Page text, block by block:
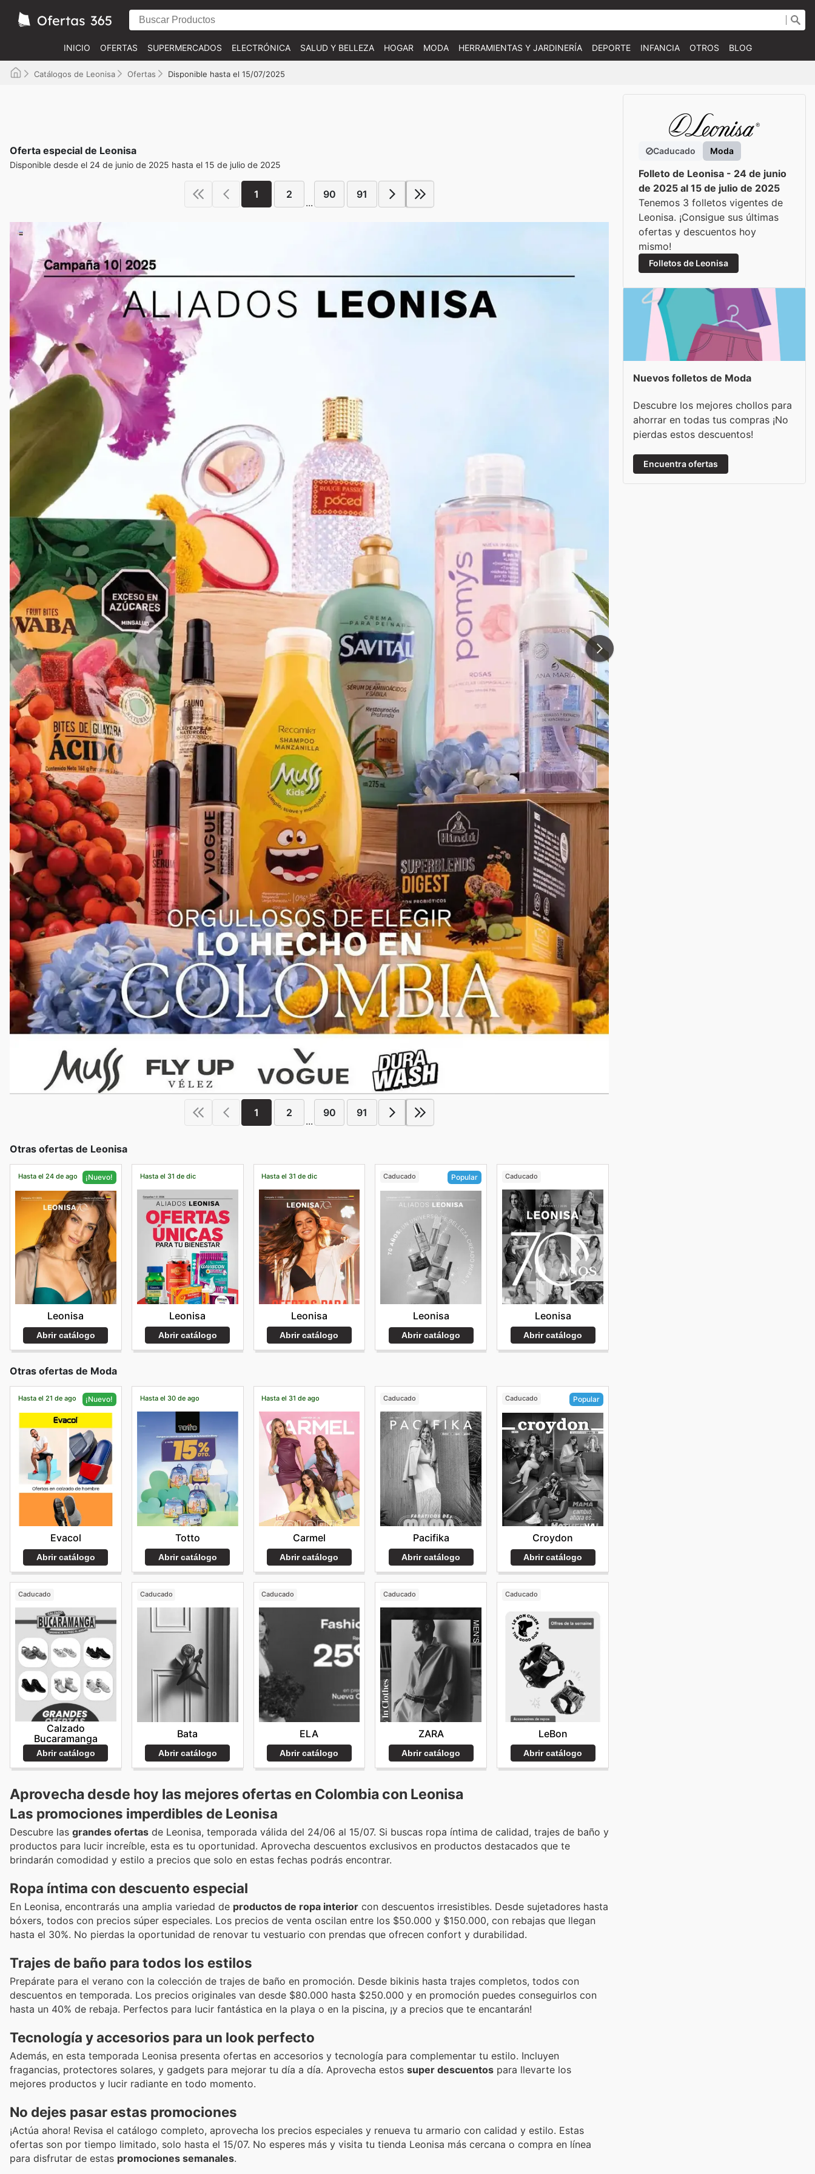
INICIO OFERTAS SUPERMERCADOS ELECTRÓNICA SALUD Y BELLEZA HOGAR MODA HERRAMIENTAS Y JARDINERÍA DEPORTE INFANCIA OTROS BLOG
Catálogos de Leonisa Ofertas Disponible hasta el 15/07/2025
Oferta especial de Leonisa
Disponible desde el 24 de junio de 2025 hasta el 15 de julio de 2025
1 2
...
90 91
1 2
...
90 91
Otras ofertas de Leonisa
Hasta el 24 de ago ¡Nuevo!
Leonisa
Abrir catálogo
Hasta el 31 de dic
Leonisa
Abrir catálogo
Hasta el 31 de dic
Leonisa
Abrir catálogo
Caducado Popular
Leonisa
Abrir catálogo
Caducado
Leonisa
Abrir catálogo
Otras ofertas de Moda
Hasta el 21 de ago ¡Nuevo!
Evacol
Abrir catálogo
Hasta el 30 de ago
Totto
Abrir catálogo
Hasta el 31 de ago
Carmel
Abrir catálogo
Caducado
Pacifika
Abrir catálogo
Caducado Popular
Croydon
Abrir catálogo
Caducado
Calzado
Bucaramanga
Abrir catálogo
Caducado
Bata
Abrir catálogo
Caducado
ELA
Abrir catálogo
Caducado
ZARA
Abrir catálogo
Caducado
LeBon
Abrir catálogo
Aprovecha desde hoy las mejores ofertas en Colombia con Leonisa
Las promociones imperdibles de Leonisa
Descubre las grandes ofertas de Leonisa, temporada válida del 24/06 al 15/07. Si buscas ropa íntima de calidad, trajes de baño y
productos para lucir increíble, esta es tu oportunidad. Aprovecha descuentos exclusivos en productos destacados que te
brindarán comodidad y estilo a precios que solo en estas fechas podrás encontrar.
Ropa íntima con descuento especial
En Leonisa, encontrarás una amplia variedad de productos de ropa interior con descuentos irresistibles. Desde sujetadores hasta
bóxers, todos con precios súper especiales. Los precios de venta oscilan entre los $50.000 y $150.000, con rebajas que llegan
hasta el 30%. No pierdas la oportunidad de renovar tu vestuario con prendas que ofrecen confort y durabilidad.
Trajes de baño para todos los estilos
Prepárate para el verano con la colección de trajes de baño en promoción. Desde bikinis hasta trajes completos, todos con
descuentos en temporada. Los precios originales van desde $80.000 hasta $250.000 y en promoción puedes conseguirlos con
hasta un 40% de rebaja. Perfectos para lucir fantástica en la playa o en la piscina, ¡y a precios que te encantarán!
Tecnología y accesorios para un look perfecto
Además, en esta temporada Leonisa presenta ofertas en accesorios y tecnología para complementar tu estilo. Incluyen
fragancias, protectores solares, y gadgets para mejorar tu día a día. Aprovecha estos super descuentos para llevarte los
mejores productos y lucir radiante en todo momento.
No dejes pasar estas promociones
¡Actúa ahora! Revisa el catálogo completo, aprovecha los precios especiales y renueva tu armario con calidad y estilo. Estas
ofertas son por tiempo limitado, solo hasta el 15/07. No esperes más y visita tu tienda Leonisa más cercana o compra en línea
para disfrutar de estas promociones semanales.
Caducado Moda
Folleto de Leonisa - 24 de junio
de 2025 al 15 de julio de 2025
Tenemos 3 folletos vigentes de
Leonisa. ¡Consigue sus últimas
ofertas y descuentos hoy
mismo!
Folletos de Leonisa
Nuevos folletos de Moda
Descubre los mejores chollos para
ahorrar en todas tus compras ¡No
pierdas estos descuentos!
Encuentra ofertas